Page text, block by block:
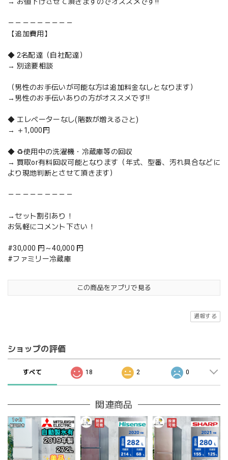
－－－－－－－－－
【追加費用】
◆ 2名配達（自社配達）
→ 別途要相談
（男性のお手伝いが可能な方は追加料金なしとなります）
→男性のお手伝いありの方がオススメです‼️
◆ エレベーターなし(階数が増えるごと)
→ ＋1,000円
◆ ♻️使用中の洗濯機・冷蔵庫等の回収
→ 買取or有料回収可能となります（年式、型番、汚れ具合などに
より現地判断とさせて頂きます）
－－－－－－－－－
→セット割引あり！
お気軽にコメント下さい！
#30,000 円～40,000 円
#ファミリー冷蔵庫
この商品をアプリで見る
通報する
ショップの評価
すべて 18 2 0
関連商品